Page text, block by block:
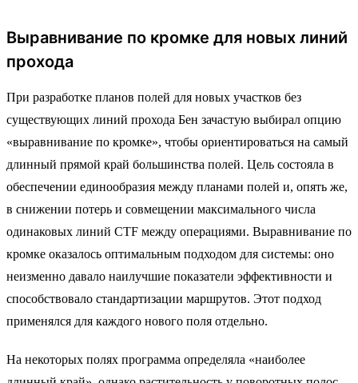
Выравнивание по кромке для новых линий
прохода
При разработке планов полей для новых участков без
существующих линий прохода Бен зачастую выбирал опцию
«выравнивание по кромке», чтобы ориентироваться на самый
длинный прямой край большинства полей. Цель состояла в
обеспечении единообразия между планами полей и, опять же,
в снижении потерь и совмещении максимального числа
одинаковых линий CTF между операциями. Выравнивание по
кромке оказалось оптимальным подходом для системы: оно
неизменно давало наилучшие показатели эффективности и
способствовало стандартизации маршрутов. Этот подход
применялся для каждого нового поля отдельно.
На некоторых полях программа определяла «наиболее